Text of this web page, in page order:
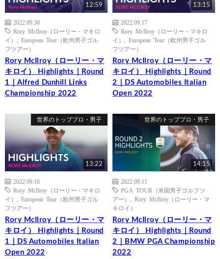
12:59
2022.09.30
Rory McIlroy（ローリー・マキロ
イ）
European Tour（欧州男子ゴル
フツアー）
Rory McIlroy（ローリー・マ
キロイ） Highlights｜Round
1｜Alfred Dunhill Links
Championship 2022
13:15
2022.09.17
Rory McIlroy（ローリー・マキロ
イ）
European Tour（欧州男子ゴル
フツアー）
Rory McIlroy（ローリー・マ
キロイ） Highlights｜Round
2｜DS Automobiles Italian
Open 2022
世界のトッププロ・男子
13:22
2022.09.16
Rory McIlroy（ローリー・マキロ
イ）
European Tour（欧州男子ゴル
フツアー）
Rory McIlroy（ローリー・マ
キロイ） Highlights｜Round
1｜DS Automobiles Italian
Open 2022
世界のトッププロ・男子
14:15
2022.09.11
PGA TOUR（米国男子ゴルフツ
アー）
Rory McIlroy（ローリー・マ
キロイ）
Rory McIlroy（ローリー・マ
キロイ） Highlights｜Round
2｜BMW PGA Championship
2022